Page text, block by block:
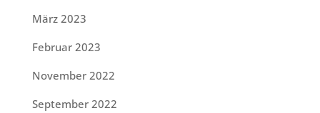
März 2023
Februar 2023
November 2022
September 2022